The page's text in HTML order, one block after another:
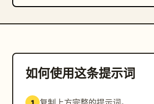
如何使用这条提示词